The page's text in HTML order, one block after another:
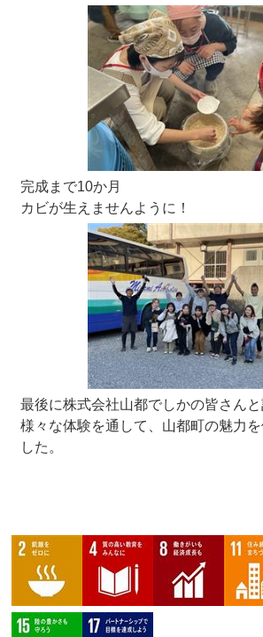
完成まで10か月
カビが生えませんように！
最後に株式会社山都でしかの皆さん
様々な体験を通して、山都町の魅力
した。